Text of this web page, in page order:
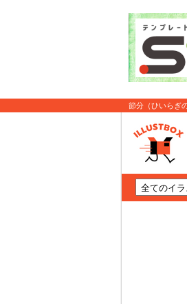
節分（ひいらぎ